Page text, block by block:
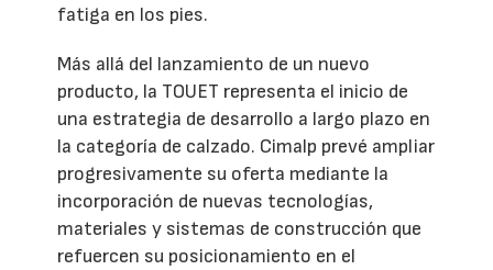
fatiga en los pies.
Más allá del lanzamiento de un nuevo
producto, la TOUET representa el inicio de
una estrategia de desarrollo a largo plazo en
la categoría de calzado. Cimalp prevé ampliar
progresivamente su oferta mediante la
incorporación de nuevas tecnologías,
materiales y sistemas de construcción que
refuercen su posicionamiento en el